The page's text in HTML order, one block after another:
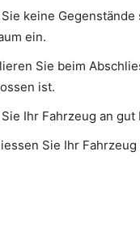
Sie keine
ein.
Sie beim
ist.
Ihr Fahrzeug an
Sie Ihr